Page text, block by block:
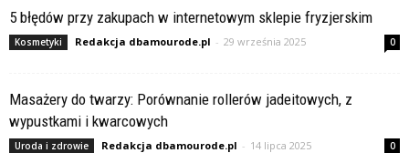
5 błędów przy zakupach w internetowym sklepie fryzjerskim
Kosmetyki Redakcja dbamourode.pl - 29 września 2025 0
Masażery do twarzy: Porównanie rollerów jadeitowych, z
wypustkami i kwarcowych
Uroda i zdrowie Redakcja dbamourode.pl - 14 lipca 2025 0